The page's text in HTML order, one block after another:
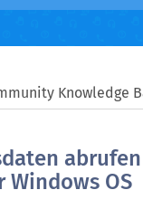
Knowledge
Windows OS